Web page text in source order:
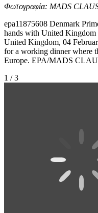
Φωτογραφία: MADS
epa11875608 Denmark
hands with United
United Kingdom, 04
for a working dinner where
Europe. EPA/MADS
1 / 3